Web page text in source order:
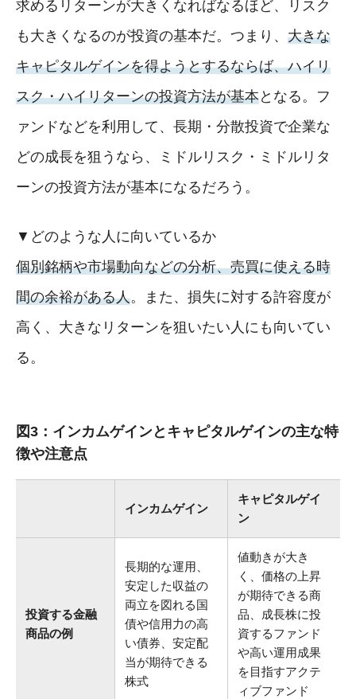
求めるリターンが大きくなればなるほど、リスク
も大きくなるのが投資の基本だ。つまり、 大きな
キャピタルゲインを得ようとするならば、ハイリ
スク・ハイリターンの投資方法が基本となる。フ
ァンドなどを利用して、長期・分散投資で企業な
どの成長を狙うなら、ミドルリスク・ミドルリタ
ーンの投資方法が基本になるだろう。
▼どのような人に向いているか
個別銘柄や市場動向などの分析、売買に使える時
間の余裕がある人。また、損失に対する許容度が
高く、大きなリターンを狙いたい人にも向いてい
る。
図3：インカムゲインとキャピタルゲインの主な特
徴や注意点
インカムゲイン
キャピタルゲイ
ン
投資する金融
商品の例
長期的な運用、
安定した収益の
両立を図れる国
債や信用力の高
い債券、安定配
当が期待できる
株式
値動きが大き
く、価格の上昇
が期待できる商
品、成長株に投
資するファンド
や高い運用成果
を目指すアクテ
ィブファンド